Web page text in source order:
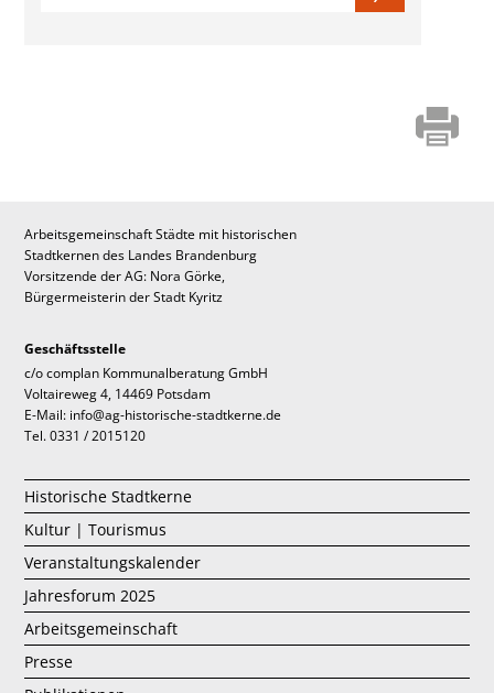
Arbeitsgemeinschaft Städte mit historischen
Stadtkernen des Landes Brandenburg
Vorsitzende der AG: Nora Görke,
Bürgermeisterin der Stadt Kyritz
Geschäftsstelle
c/o complan Kommunalberatung GmbH
Voltaireweg 4, 14469 Potsdam
E-Mail: info@ag-historische-stadtkerne.de
Tel. 0331 / 2015120
Historische Stadtkerne
Kultur | Tourismus
Veranstaltungskalender
Jahresforum 2025
Arbeitsgemeinschaft
Presse